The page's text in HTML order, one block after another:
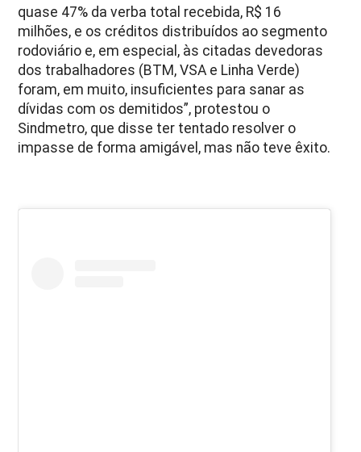
quase 47% da verba total recebida, R$ 16
milhões, e os créditos distribuídos ao segmento
rodoviário e, em especial, às citadas devedoras
dos trabalhadores (BTM, VSA e Linha Verde)
foram, em muito, insuficientes para sanar as
dívidas com os demitidos”, protestou o
Sindmetro, que disse ter tentado resolver o
impasse de forma amigável, mas não teve êxito.